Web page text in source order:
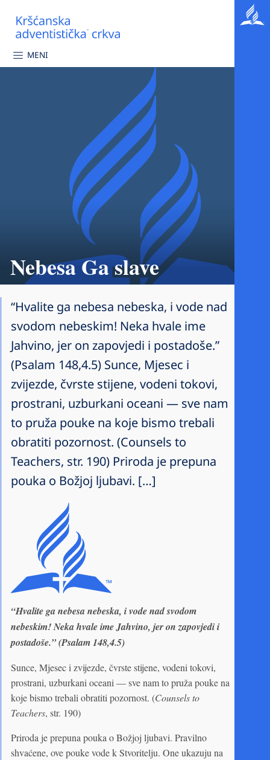
MENI
Nebesa Ga slave
“Hvalite ga nebesa nebeska, i vode nad
svodom nebeskim! Neka hvale ime
Jahvino, jer on zapovjedi i postadoše.”
(Psalam 148,4.5) Sunce, Mjesec i
zvijezde, čvrste stijene, vodeni tokovi,
prostrani, uzburkani oceani — sve nam
to pruža pouke na koje bismo trebali
obratiti pozornost. (Counsels to
Teachers, str. 190) Priroda je prepuna
pouka o Božjoj ljubavi. […]
“Hvalite ga nebesa nebeska, i vode nad svodom
nebeskim! Neka hvale ime Jahvino, jer on zapovjedi i
postadoše.” (Psalam 148,4.5)
Sunce, Mjesec i zvijezde, čvrste stijene, vodeni tokovi,
prostrani, uzburkani oceani — sve nam to pruža pouke na
koje bismo trebali obratiti pozornost. (Counsels to
Teachers, str. 190)
Priroda je prepuna pouka o Božjoj ljubavi. Pravilno
shvaćene, ove pouke vode k Stvoritelju. One ukazuju na